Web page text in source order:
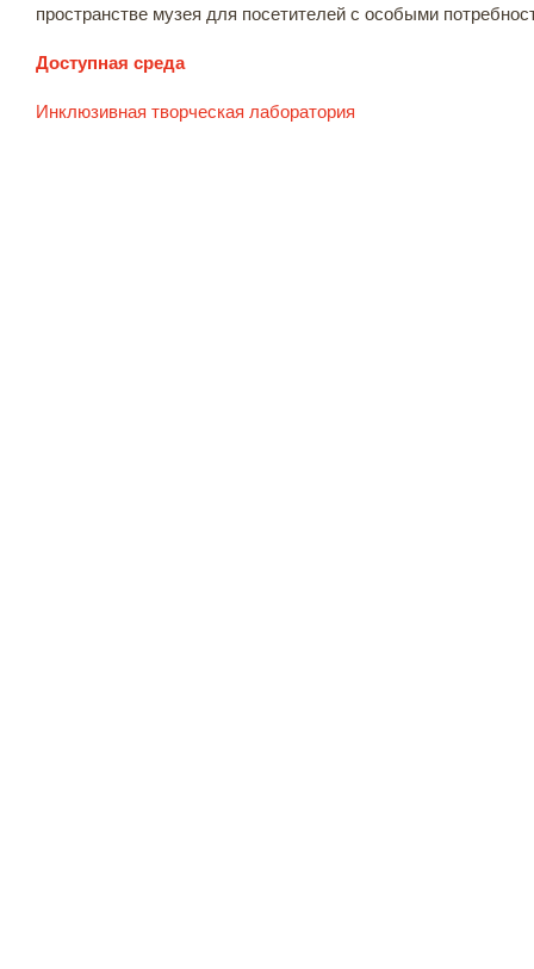
пространстве музея для посетителей с особыми
Доступная среда
Инклюзивная творческая лаборатория